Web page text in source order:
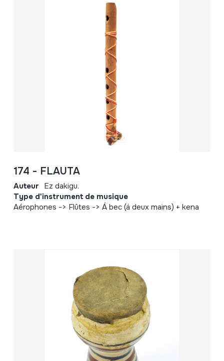
174 - FLAUTA
Auteur Ez dakigu.
Type d'instrument de musique
Aérophones -> Flûtes -> Á bec (á deux mains) + kena